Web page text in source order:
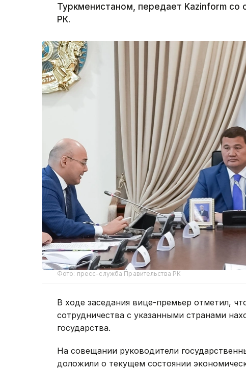
Туркменистаном, передает Kazinform
РК.
Фото: пресс-служба Правительства РК
В ходе заседания вице-премьер отметил,
сотрудничества с указанными странами
государства.
На совещании руководители
доложили о текущем состоянии